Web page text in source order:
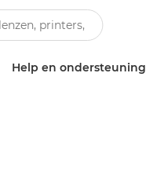
Help en ondersteuning